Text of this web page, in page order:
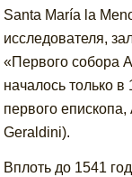
Santa María la
исследователя,
«Первого собора
началось только
первого
Geraldini).
Вплоть до 1541